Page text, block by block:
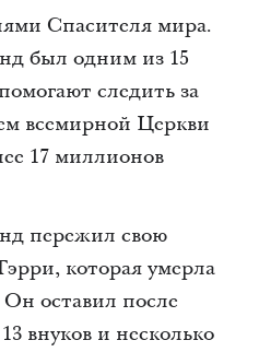
Спасителя мира.
был одним из 15
следить за
всемирной Церкви
17 миллионов
пережил свою
которая умерла
Он оставил после
внуков и несколько